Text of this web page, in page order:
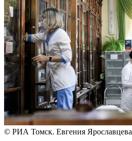
© РИА Томск. Евгения Ярославцева